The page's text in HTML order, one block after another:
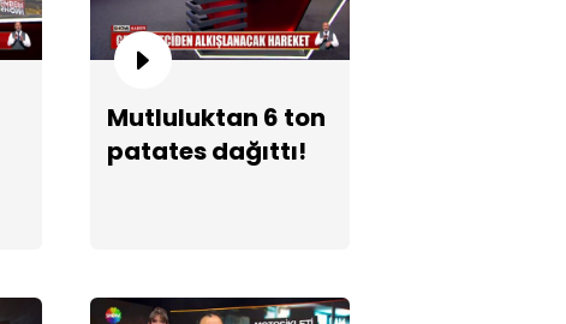
Mutluluktan 6 ton
patates dağıttı!